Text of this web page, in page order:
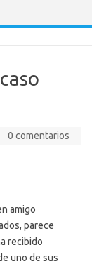
0 comentarios
amigo
parece
recibido
uno de sus